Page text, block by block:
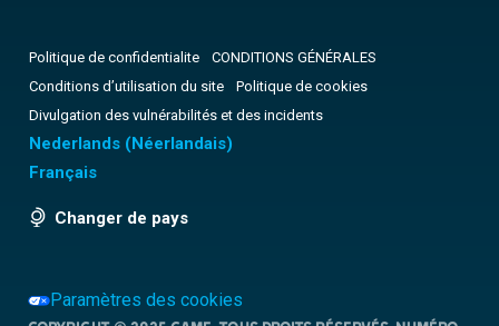
Politique de confidentialite
CONDITIONS GÉNÉRALES
Conditions d’utilisation du site
Politique de cookies
Divulgation des vulnérabilités et des incidents
Nederlands (Néerlandais)
Français
Changer de pays
Paramètres des cookies